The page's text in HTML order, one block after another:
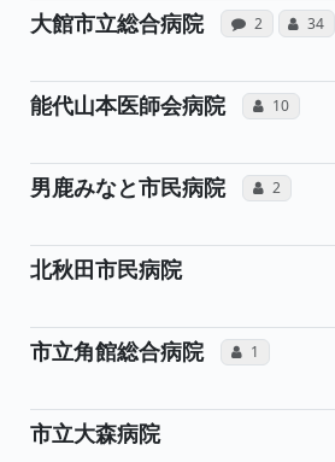
大館市立総合病院 感想投稿（合
2 病院へ
コミ
34
能代山本医師会病院 コミュニ
10 所
男鹿みなと市民病院 コミュニ
2 所属
北秋田市民病院
市立角館総合病院 コミュニケー
1 所属医
市立大森病院